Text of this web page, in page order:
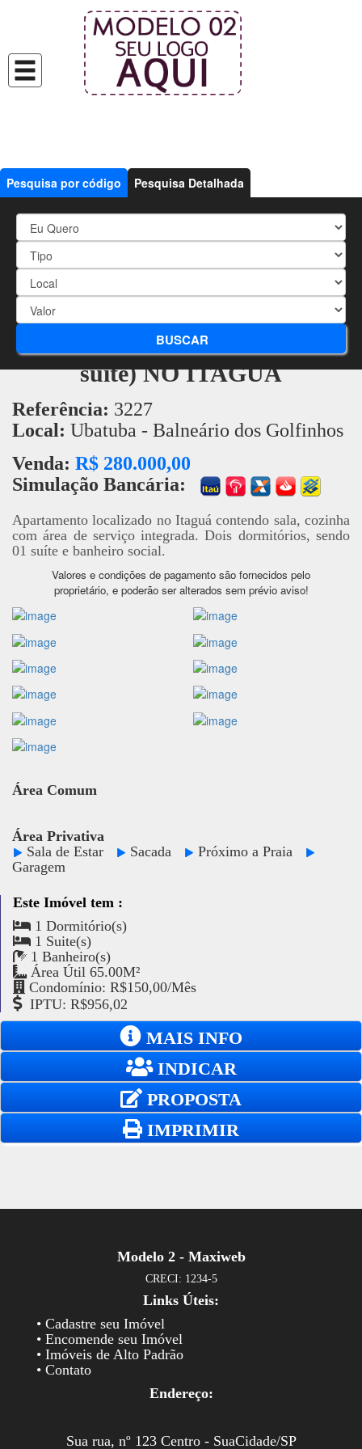
Pesquisa por código Pesquisa Detalhada
BUSCAR
3227 - APARTAMENTO DE 02
DORMITÓRIOS (sendo 01
suíte) NO ITAGUÁ
Referência: 3227
Local: Ubatuba - Balneário dos Golfinhos
Venda: R$ 280.000,00
Simulação Bancária:
Apartamento localizado no Itaguá contendo sala, cozinha
com área de serviço integrada. Dois dormitórios, sendo
01 suíte e banheiro social.
Valores e condições de pagamento são fornecidos pelo
proprietário, e poderão ser alterados sem prévio aviso!
Área Comum
Área Privativa
Sala de Estar
Sacada
Próximo a Praia
Garagem
Este Imóvel tem :
1 Dormitório(s)
1 Suite(s)
1 Banheiro(s)
Área Útil 65.00M²
Condomínio: R$150,00/Mês
IPTU: R$956,02
MAIS INFO
INDICAR
PROPOSTA
IMPRIMIR
Modelo 2 - Maxiweb
CRECI: 1234-5
Links Úteis:
• Cadastre seu Imóvel
• Encomende seu Imóvel
• Imóveis de Alto Padrão
• Contato
Endereço:
Sua rua, nº 123 Centro - SuaCidade/SP